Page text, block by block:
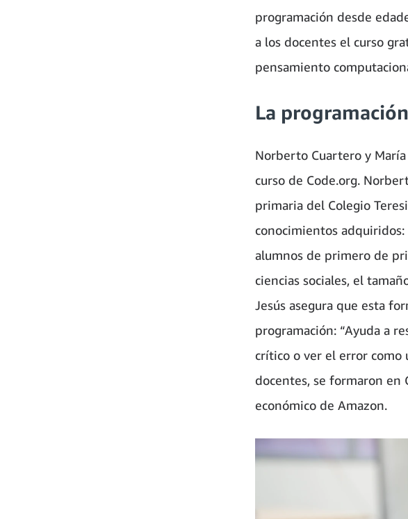
programación desde
a los docentes el curso
pensamiento
La
Norberto Cuartero y
curso de Code.org.
primaria del Colegio
conocimientos
alumnos de primero de
ciencias sociales, el
Jesús asegura que esta
programación: “Ayuda a
crítico o ver el error como
docentes, se formaron en
económico de Amazon.